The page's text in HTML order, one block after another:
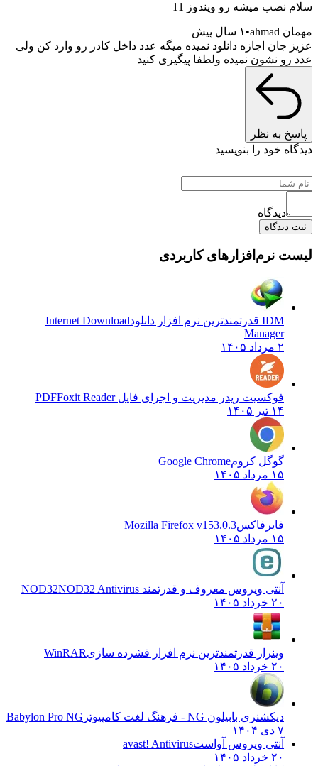
میشه رو ویندوز 11
۱ سال پیش
اجازه دانلود نمیده میگه عدد داخل کادر رو وارد کن ولی
نشون نمیده ولطفا پیگیری کنید
به نظر
خود را بنویسید
نرم‌افزارهای کاربردی
Internet Download
Manager
فوکسیت ریدر مدیریت و اجرای فایل PDFFoxit Reader
گوگل کروم Google Chrome
فایرفاکس Mozilla Firefox v153.0.3
آنتی ویروس معروف و قدرتمند NOD32NOD32 Antivirus
وینرار قدرتمندترین نرم افزار فشرده سازیWinRAR
دیکشنری بابیلون NG - فرهنگ لغت کامپیوتر
Babylon Pro NG
آنتی ویروس آواست avast! Antivirus